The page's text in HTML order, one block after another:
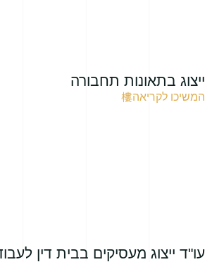
ייצוג בתאונות תחבורה
המשיכו לקריאה
עו"ד ייצוג מעסיקים בבית דין